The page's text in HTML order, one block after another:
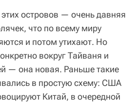
островов — очень давняя
что по всему миру
и потом утихают. Но
вокруг Тайваня и
— она новая. Раньше такие
в простую схему: США
Китай, в очередной